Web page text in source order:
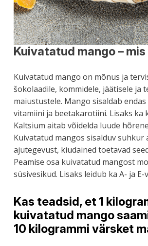
Kuivatatud mango – mis
Kuivatatud mango on mõnus ja
šokolaadile, kommidele, jäätisele ja
maiustustele. Mango sisaldab
vitamiini ja beetakarotiini. Lisaks ka
Kaltsium aitab võidelda luude
Kuivatatud mangos sisalduv suhkur
ajutegevust, kiudained toetavad
Peamise osa kuivatatud mangost
süsivesikud. Lisaks leidub ka A- ja E-
Kas teadsid, et 1
kuivatatud mango
10 kilogrammi värsket